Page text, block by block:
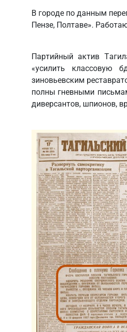
В городе по данным
Пензе, Полтаве».
Партийный актив
«усилить классовую
зиновьевским
полны гневными
диверсантов, шпионов,